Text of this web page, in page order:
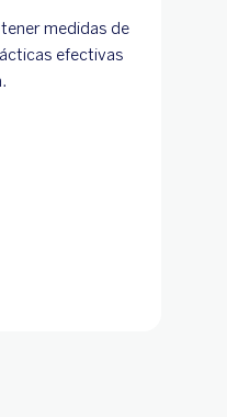
medidas de
efectivas